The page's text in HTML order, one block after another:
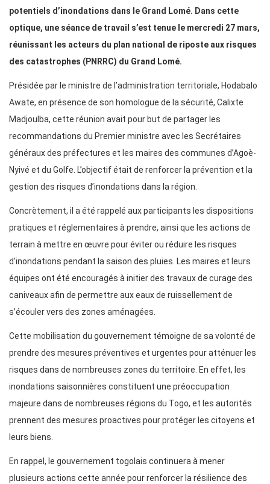
potentiels d’inondations dans le Grand Lomé. Dans cette
optique, une séance de travail s’est tenue le mercredi 27 mars,
réunissant les acteurs du plan national de riposte aux risques
des catastrophes (PNRRC) du Grand Lomé.
Présidée par le ministre de l’administration territoriale, Hodabalo
Awate, en présence de son homologue de la sécurité, Calixte
Madjoulba, cette réunion avait pour but de partager les
recommandations du Premier ministre avec les Secrétaires
généraux des préfectures et les maires des communes d’Agoè-
Nyivé et du Golfe. L’objectif était de renforcer la prévention et la
gestion des risques d’inondations dans la région.
Concrètement, il a été rappelé aux participants les dispositions
pratiques et réglementaires à prendre, ainsi que les actions de
terrain à mettre en œuvre pour éviter ou réduire les risques
d’inondations pendant la saison des pluies. Les maires et leurs
équipes ont été encouragés à initier des travaux de curage des
caniveaux afin de permettre aux eaux de ruissellement de
s’écouler vers des zones aménagées.
Cette mobilisation du gouvernement témoigne de sa volonté de
prendre des mesures préventives et urgentes pour atténuer les
risques dans de nombreuses zones du territoire. En effet, les
inondations saisonnières constituent une préoccupation
majeure dans de nombreuses régions du Togo, et les autorités
prennent des mesures proactives pour protéger les citoyens et
leurs biens.
En rappel, le gouvernement togolais continuera à mener
plusieurs actions cette année pour renforcer la résilience des